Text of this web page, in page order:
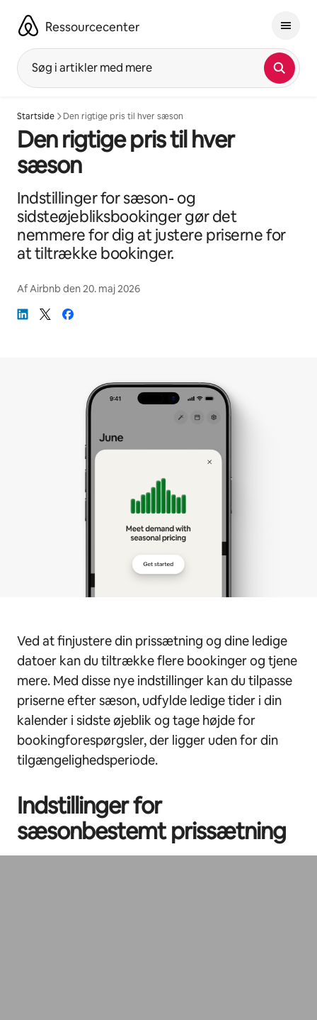
videre
indhold
Ressourcecenter
Søg i artikler med mere
Startside Den rigtige pris til hver sæson
Den rigtige pris til hver
sæson
Indstillinger for sæson- og
sidsteøjebliksbookinger gør det
nemmere for dig at justere priserne for
at tiltrække bookinger.
AfAirbnb den20. maj 2026
Ved at finjustere din prissætning og dine ledige
datoer kan du tiltrække flere bookinger og tjene
mere. Med disse nye indstillinger kan du tilpasse
priserne efter sæson, udfylde ledige tider i din
kalender i sidste øjeblik og tage højde for
bookingforespørgsler, der ligger uden for din
tilgængelighedsperiode.
Indstillinger for
sæsonbestemt prissætning